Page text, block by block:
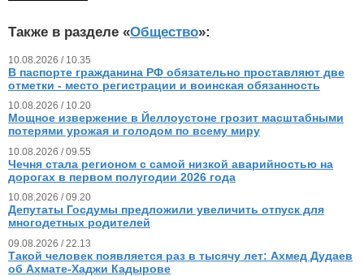
Также в разделе «Общество»:
10.08.2026 / 10.35
В паспорте гражданина РФ обязательно проставляют две
отметки - место регистрации и воинская обязанность
10.08.2026 / 10.20
Мощное извержение в Йеллоустоне грозит масштабными
потерями урожая и голодом по всему миру
10.08.2026 / 09.55
Чечня стала регионом с самой низкой аварийностью на
дорогах в первом полугодии 2026 года
10.08.2026 / 09.20
Депутаты Госдумы предложили увеличить отпуск для
многодетных родителей
09.08.2026 / 22.13
Такой человек появляется раз в тысячу лет: Ахмед Дудаев
об Ахмате-Хаджи Кадырове